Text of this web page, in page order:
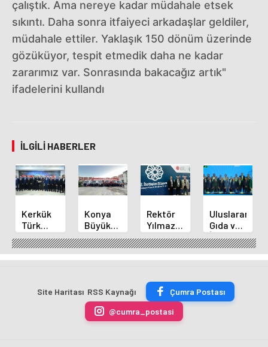
çalıştık. Ama nereye kadar müdahale etsek
sıkıntı. Daha sonra itfaiyeci arkadaşlar geldiler,
müdahale ettiler. Yaklaşık 150 dönüm üzerinde
gözüküyor, tespit etmedik daha ne kadar
zararımız var. Sonrasında bakacağız artık"
ifadelerini kullandı
İLGILI HABERLER
Kerkük
Türk
Dünyası
Belediyeler
Birliği
Konya
Büyükşehir'den
Alanya
Yangınına
Destek
Rektör
Yılmaz
ve
Akademisyenler
2.
Şurasında
Uluslararası
Gıda ve
İnovasyon
Forumu
Selçuklu'da
Site Haritası RSS Kaynağı
Çumra Postası
@cumra_postasi